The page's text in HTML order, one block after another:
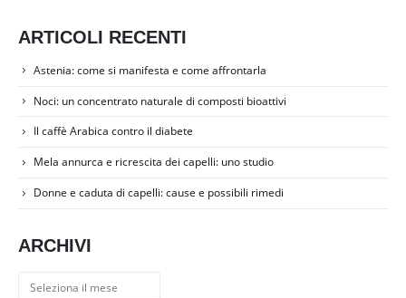
ARTICOLI RECENTI
Astenia: come si manifesta e come affrontarla
Noci: un concentrato naturale di composti bioattivi
Il caffè Arabica contro il diabete
Mela annurca e ricrescita dei capelli: uno studio
Donne e caduta di capelli: cause e possibili rimedi
ARCHIVI